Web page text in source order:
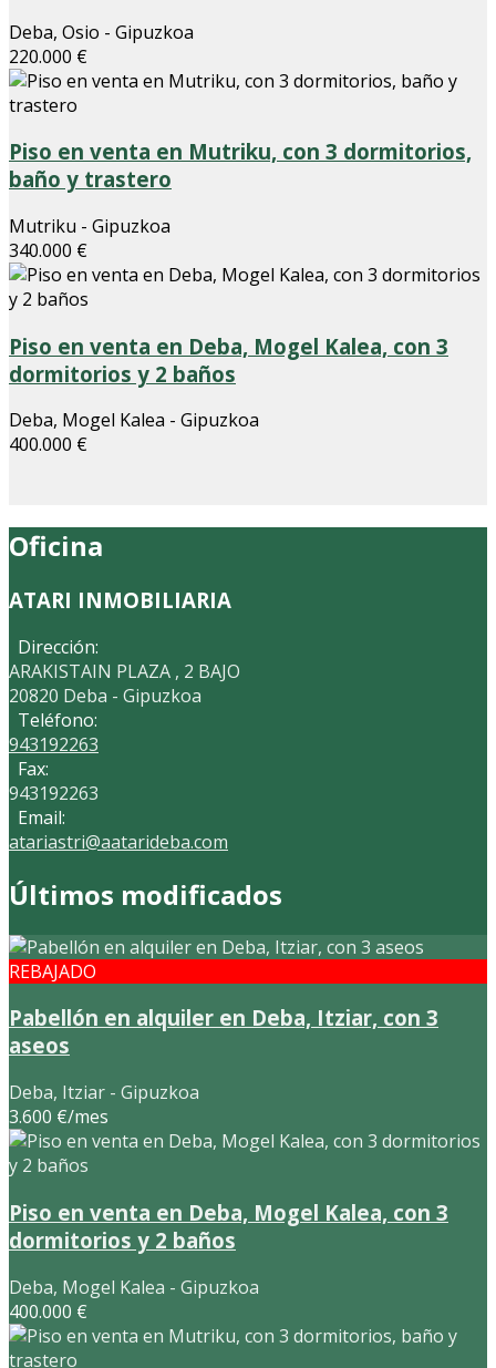
Deba, Osio - Gipuzkoa
220.000 €
Piso en venta en Mutriku, con 3 dormitorios,
baño y trastero
Mutriku - Gipuzkoa
340.000 €
Piso en venta en Deba, Mogel Kalea, con 3
dormitorios y 2 baños
Deba, Mogel Kalea - Gipuzkoa
400.000 €
Oficina
ATARI INMOBILIARIA
Dirección:
ARAKISTAIN PLAZA , 2 BAJO
20820 Deba - Gipuzkoa
Teléfono:
943192263
Fax:
943192263
Email:
atariastri@aatarideba.com
Últimos modificados
REBAJADO
Pabellón en alquiler en Deba, Itziar, con 3
aseos
Deba, Itziar - Gipuzkoa
3.600 €/mes
Piso en venta en Deba, Mogel Kalea, con 3
dormitorios y 2 baños
Deba, Mogel Kalea - Gipuzkoa
400.000 €